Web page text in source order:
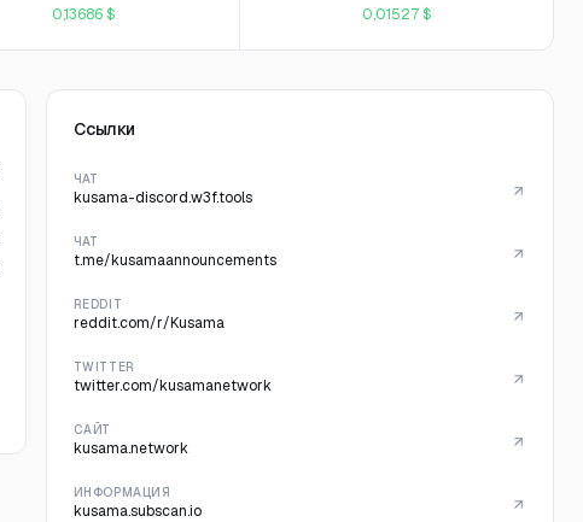
0,13686 $ 0,01527 $
Ссылки
ЧАТ
kusama-discord.w3f.tools
ЧАТ
t.me/kusamaannouncements
REDDIT
reddit.com/r/Kusama
TWITTER
twitter.com/kusamanetwork
САЙТ
kusama.network
ИНФОРМАЦИЯ
kusama.subscan.io